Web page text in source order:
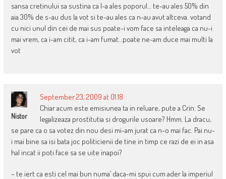
sansa cretinului sa sustina ca l-a ales poporul… te-au ales 50% din
aia 30% de s-au dus la vot si te-au ales ca n-au avut altceva. votand
cu nici unul din cei de mai sus poate-i vom face sa inteleaga ca nu-i
mai vrem, ca i-am citit, ca i-am fumat…poate ne-am duce mai multi la
vot
Nistor
September 23, 2009 at 01:18
Chiar acum este emisiunea ta in reluare, pute a Crin. Se
legalizeaza prostitutia si drogurile usoare? Hmm. La dracu,
se pare ca o sa votez din nou desi mi-am jurat ca n-o mai fac. Pai nu-
i mai bine sa isi bata joc politicienii de tine in timp ce razi de ei in asa
hal incat ii poti face sa se uite inapoi?
– te iert ca esti cel mai bun numa’ daca-mi spui cum ader la imperiul